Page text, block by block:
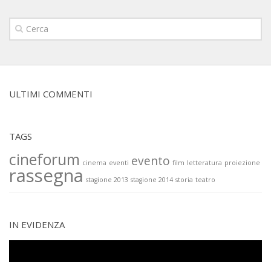
ULTIMI COMMENTI
TAGS
cineforum cinema eventi evento film letteratura proiezione
rassegna stagione 2013 stagione 2014 storia teatro
IN EVIDENZA